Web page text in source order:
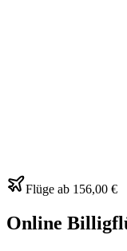
Flüge ab 156,00 €
Online